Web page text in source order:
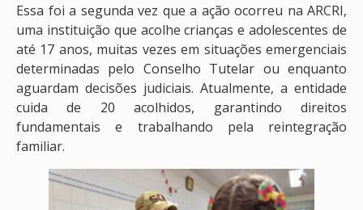
Essa foi a segunda vez que a ação ocorreu na ARCRI,
uma instituição que acolhe crianças e adolescentes de
até 17 anos, muitas vezes em situações emergenciais
determinadas pelo Conselho Tutelar ou enquanto
aguardam decisões judiciais. Atualmente, a entidade
cuida de 20 acolhidos, garantindo direitos
fundamentais e trabalhando pela reintegração
familiar.